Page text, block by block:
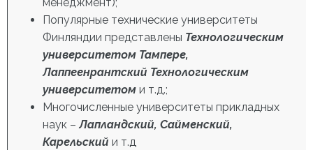
Популярные технические университеты
Финляндии представлены Технологическим
университетом Тампере,
Лаппеенрантский Технологическим
университетом и т.д.;
Многочисленные университеты прикладных
наук –Лапландский, Сайменский,
Карельский и т.д